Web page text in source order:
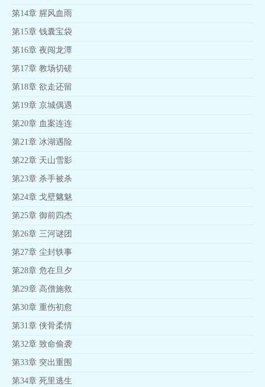
第14章 腥风血雨
第15章 钱囊宝袋
第16章 夜闯龙潭
第17章 教场切磋
第18章 欲走还留
第19章 京城偶遇
第20章 血案连连
第21章 冰湖遇险
第22章 天山雪影
第23章 杀手被杀
第24章 戈壁魑魅
第25章 御前四杰
第26章 三河谜团
第27章 尘封轶事
第28章 危在旦夕
第29章 高僧施救
第30章 重伤初愈
第31章 侠骨柔情
第32章 致命偷袭
第33章 突出重围
第34章 死里逃生